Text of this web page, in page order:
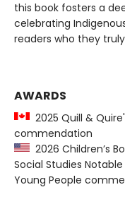
this book fosters a
celebrating
readers who they
AWARDS
2025 Quill &
commendation
2026 Children’s
Social Studies
Young People